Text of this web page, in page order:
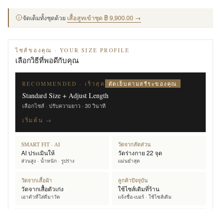
จัดเต็มทั้งชุดด้วย เสื้อสูทเข้าชุด ฿ 9,900.00 →
ไซส์ของคุณ · YOUR SIZE PROFILE
เลือกวิธีที่พอดีกับคุณ
RECOMMENDED · เร็วสุด ตัดเย็บตามสรีระของคุณ
Standard Size + Adjust Length
เลือกไซส์ · ปรับความยาว · 30 วินาที
เริ่มต้น →
SMART FIT · AI
AI ประเมินให้
ส่วนสูง · น้ำหนัก · รูปร่าง
วัดจากสัดส่วน
วัดร่างกาย 22 จุด
แม่นยำสุด
วัดจากเสื้อผ้า
วัดจากเสื้อตัวเก่ง
เอาตัวที่ใส่ดีมาวัด
ลูกค้าปัจจุบัน
ใช้ไซส์เดิมที่ร้าน
แจ้งชื่อ-เบอร์ · ใช้ไซส์เดิม